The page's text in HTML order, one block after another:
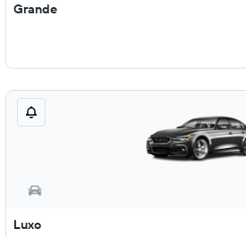
Grande
Luxo